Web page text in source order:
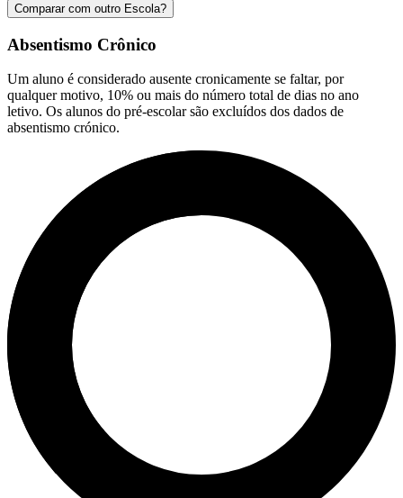
Comparar com outro Escola?
Absentismo Crônico
Um aluno é considerado ausente cronicamente se faltar, por
qualquer motivo, 10% ou mais do número total de dias no ano
letivo. Os alunos do pré-escolar são excluídos dos dados de
absentismo crónico.